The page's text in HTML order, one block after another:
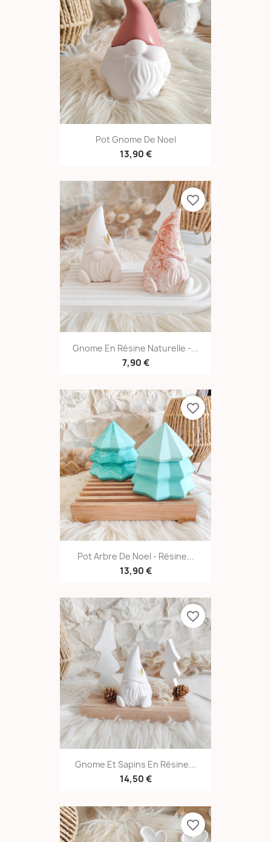
Pot Gnome De Noel
13,90 €
Gnome En Résine Naturelle -...
7,90 €
favorite_border
Pot Arbre De Noel - Résine...
13,90 €
favorite_border
Gnome Et Sapins En Résine...
14,50 €
favorite_border
favorite_border